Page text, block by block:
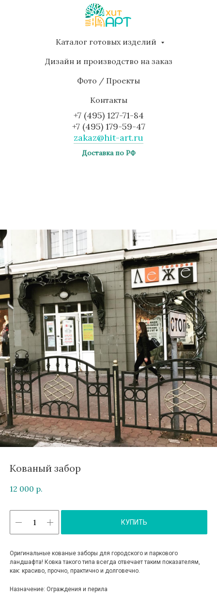
Каталог готовых изделий
Дизайн и производство на заказ
Фото / Проекты
Контакты
+7 (495) 127-71-84
+7 (495) 179-59-47
zakaz@hit-art.ru
Доставка по РФ
Кованый забор
12 000 р.
КУПИТЬ
Оригинальные кованые заборы для городского и паркового
ландшафта! Ковка такого типа всегда отвечает таким показателям,
как: красиво, прочно, практично и долговечно.
Назначение: Ограждения и перила